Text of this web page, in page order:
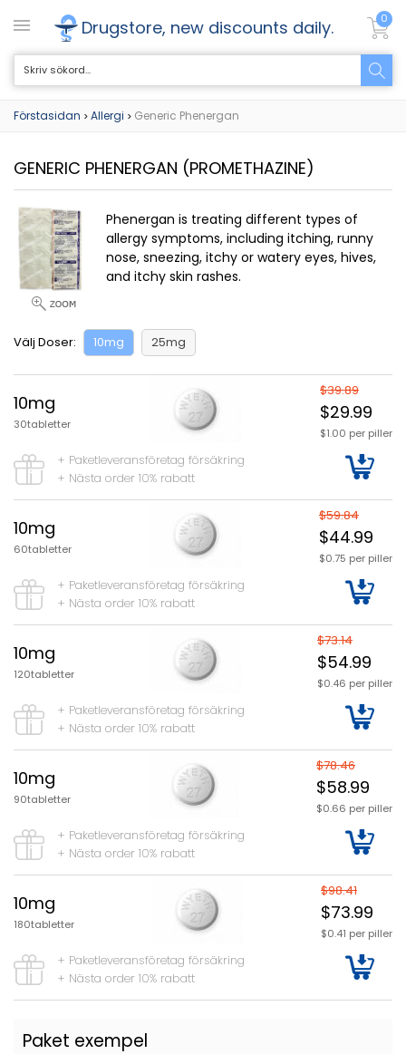
Drugstore, new discounts daily. 0
Förstasidan > Allergi > Generic Phenergan
GENERIC PHENERGAN (PROMETHAZINE)
Phenergan is treating different types of
allergy symptoms, including itching, runny
nose, sneezing, itchy or watery eyes, hives,
and itchy skin rashes.
Välj Doser: 10mg 25mg
10mg
30tabletter
$39.89
$29.99
$1.00 per piller
+ Paketleveransföretag försäkring
+ Nästa order 10% rabatt
10mg
60tabletter
$59.84
$44.99
$0.75 per piller
+ Paketleveransföretag försäkring
+ Nästa order 10% rabatt
10mg
120tabletter
$73.14
$54.99
$0.46 per piller
+ Paketleveransföretag försäkring
+ Nästa order 10% rabatt
10mg
90tabletter
$78.46
$58.99
$0.66 per piller
+ Paketleveransföretag försäkring
+ Nästa order 10% rabatt
10mg
180tabletter
$98.41
$73.99
$0.41 per piller
+ Paketleveransföretag försäkring
+ Nästa order 10% rabatt
Paket exempel